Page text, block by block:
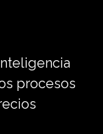
procesos